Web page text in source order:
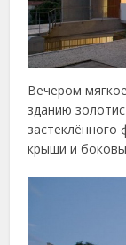
Вечером
зданию
крыши и